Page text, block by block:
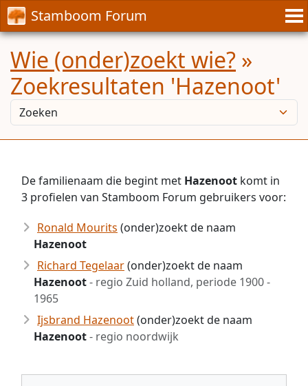
Stamboom Forum
Wie (onder)zoekt wie? »
Zoekresultaten 'Hazenoot'
De familienaam die begint met Hazenoot komt in
3 profielen van Stamboom Forum gebruikers voor:
Ronald Mourits (onder)zoekt de naam
Hazenoot
Richard Tegelaar(onder)zoekt de naam
Hazenoot- regio Zuid holland, periode 1900 -
1965
Ijsbrand Hazenoot(onder)zoekt de naam
Hazenoot- regio noordwijk